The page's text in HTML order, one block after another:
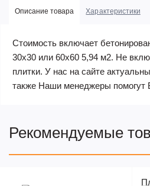
Описание товара Характеристики
Стоимость включает
30х30 или 60х60 5,94 м2. Не
плитки. У нас на сайте
также Наши менеджеры помогут
Рекомендуемые